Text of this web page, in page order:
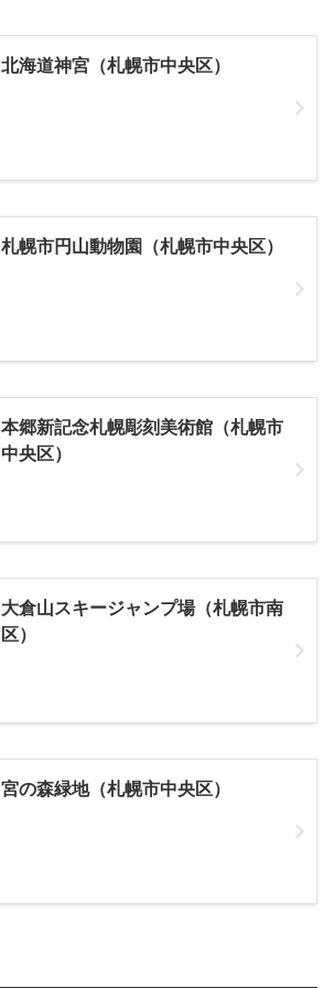
北海道神宮（札幌市中央区）
札幌市円山動物園（札幌市中央区）
本郷新記念札幌彫刻美術館（札幌市
中央区）
大倉山スキージャンプ場（札幌市南
区）
宮の森緑地（札幌市中央区）